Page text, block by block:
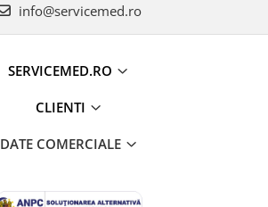
info@servicemed.ro
SERVICEMED.RO
CLIENTI
DATE COMERCIALE